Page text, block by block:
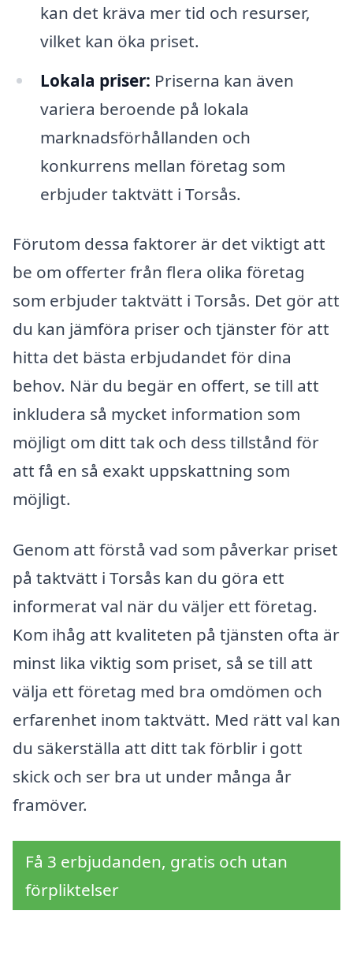
kan det kräva mer tid och resurser,
vilket kan öka priset.
Lokala priser: Priserna kan även
variera beroende på lokala
marknadsförhållanden och
konkurrens mellan företag som
erbjuder taktvätt i Torsås.
Förutom dessa faktorer är det viktigt att
be om offerter från flera olika företag
som erbjuder taktvätt i Torsås. Det gör att
du kan jämföra priser och tjänster för att
hitta det bästa erbjudandet för dina
behov. När du begär en offert, se till att
inkludera så mycket information som
möjligt om ditt tak och dess tillstånd för
att få en så exakt uppskattning som
möjligt.
Genom att förstå vad som påverkar priset
på taktvätt i Torsås kan du göra ett
informerat val när du väljer ett företag.
Kom ihåg att kvaliteten på tjänsten ofta är
minst lika viktig som priset, så se till att
välja ett företag med bra omdömen och
erfarenhet inom taktvätt. Med rätt val kan
du säkerställa att ditt tak förblir i gott
skick och ser bra ut under många år
framöver.
Få 3 erbjudanden, gratis och utan
förpliktelser